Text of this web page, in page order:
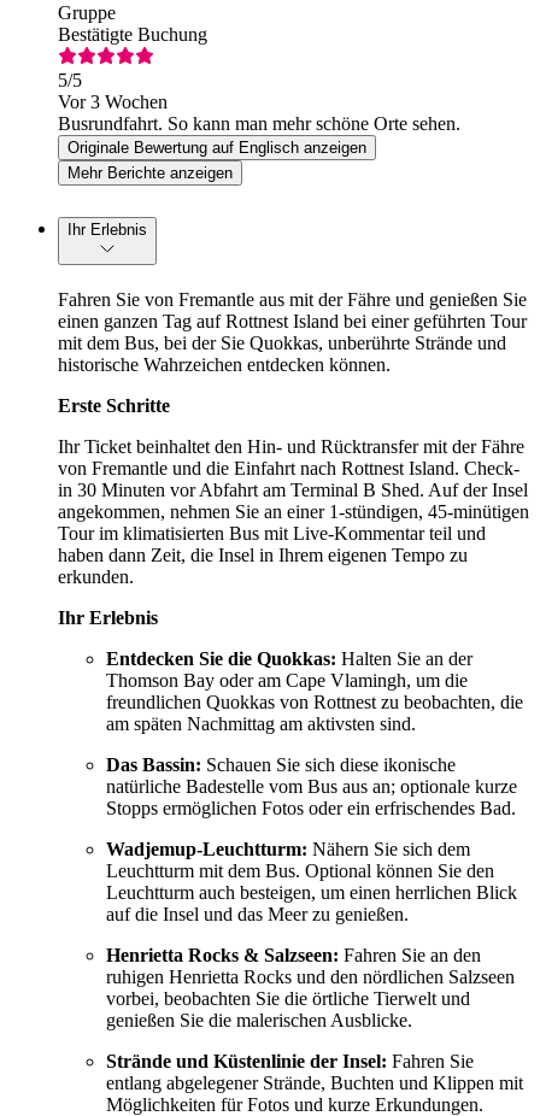
Gruppe
Bestätigte Buchung
5/5
Vor 3 Wochen
Busrundfahrt. So kann man mehr schöne Orte sehen.
Originale Bewertung auf Englisch anzeigen
Mehr Berichte anzeigen
Ihr Erlebnis
Fahren Sie von Fremantle aus mit der Fähre und genießen Sie
einen ganzen Tag auf Rottnest Island bei einer geführten Tour
mit dem Bus, bei der Sie Quokkas, unberührte Strände und
historische Wahrzeichen entdecken können.
Erste Schritte
Ihr Ticket beinhaltet den Hin- und Rücktransfer mit der Fähre
von Fremantle und die Einfahrt nach Rottnest Island. Check-
in 30 Minuten vor Abfahrt am Terminal B Shed. Auf der Insel
angekommen, nehmen Sie an einer 1-stündigen, 45-minütigen
Tour im klimatisierten Bus mit Live-Kommentar teil und
haben dann Zeit, die Insel in Ihrem eigenen Tempo zu
erkunden.
Ihr Erlebnis
Entdecken Sie die Quokkas: Halten Sie an der
Thomson Bay oder am Cape Vlamingh, um die
freundlichen Quokkas von Rottnest zu beobachten, die
am späten Nachmittag am aktivsten sind.
Das Bassin: Schauen Sie sich diese ikonische
natürliche Badestelle vom Bus aus an; optionale kurze
Stopps ermöglichen Fotos oder ein erfrischendes Bad.
Wadjemup-Leuchtturm: Nähern Sie sich dem
Leuchtturm mit dem Bus. Optional können Sie den
Leuchtturm auch besteigen, um einen herrlichen Blick
auf die Insel und das Meer zu genießen.
Henrietta Rocks & Salzseen: Fahren Sie an den
ruhigen Henrietta Rocks und den nördlichen Salzseen
vorbei, beobachten Sie die örtliche Tierwelt und
genießen Sie die malerischen Ausblicke.
Strände und Küstenlinie der Insel: Fahren Sie
entlang abgelegener Strände, Buchten und Klippen mit
Möglichkeiten für Fotos und kurze Erkundungen.